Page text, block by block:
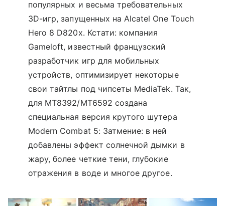
популярных и весьма требовательных
3D-игр, запущенных на Alcatel One Touch
Hero 8 D820x. Кстати: компания
Gameloft, известный французский
разработчик игр для мобильных
устройств, оптимизирует некоторые
свои тайтлы под чипсеты MediaTek. Так,
для MT8392/MT6592 создана
специальная версия крутого шутера
Modern Combat 5: Затмение: в ней
добавлены эффект солнечной дымки в
жару, более четкие тени, глубокие
отражения в воде и многое другое.